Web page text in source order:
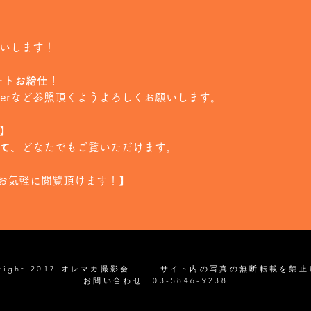
します！
お給仕！
など参照頂くようよろしくお願いします。
、どなたでもご覧いただけます。
軽に閲覧頂けます！】
2017 オレマカ撮影会 ｜ サイト内の写真の無断転載を禁止
お問い合わせ 03-5846-9238